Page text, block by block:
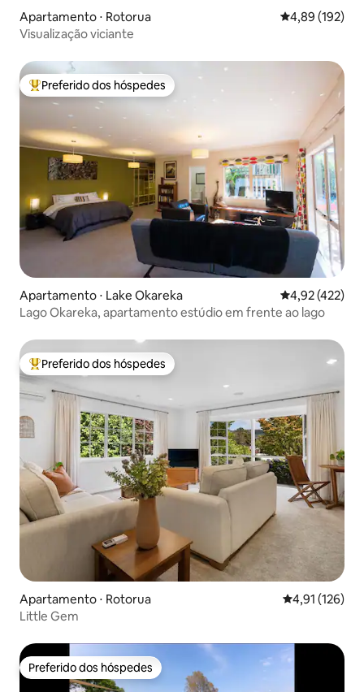
Apartamento ⋅ Rotorua 4,89 de uma
4,89 (192)
Visualização viciante
Entre os melhores preferidos dos hóspedes
Preferido dos hóspedes
Apartamento ⋅ Lake Okareka 4,92 de uma
4,92 (422)
Lago Okareka, apartamento estúdio em frente ao lago
Entre os melhores preferidos dos hóspedes
Preferido dos hóspedes
Apartamento ⋅ Rotorua 4,91 de uma
4,91 (126)
Little Gem
Preferido dos hóspedes
Preferido dos hóspedes